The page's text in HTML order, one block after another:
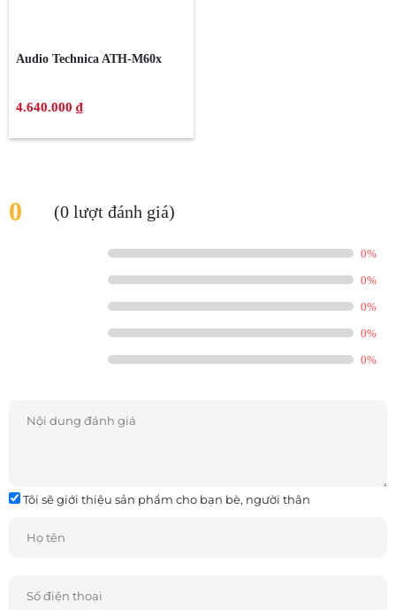
Audio Technica ATH-M60x
4.640.000 ₫
0 (0 lượt đánh giá)
0%
0%
0%
0%
0%
Tôi sẽ giới thiệu sản phẩm cho bạn bè, người thân